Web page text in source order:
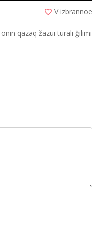
V izbrannoe
qazaq žazuı turalı ğılımi